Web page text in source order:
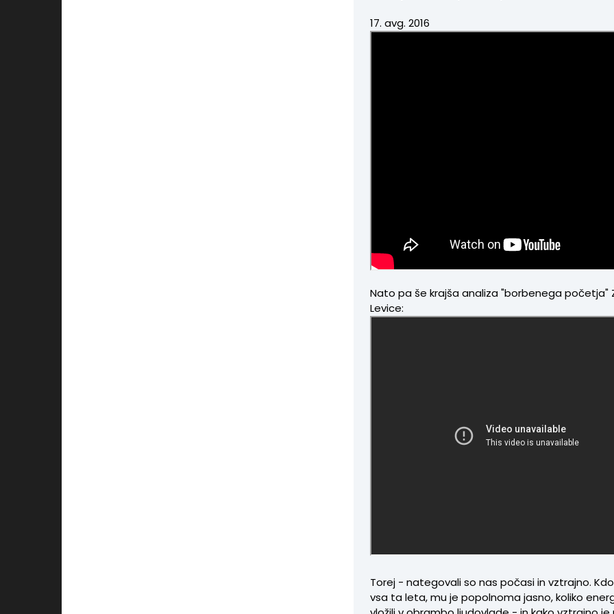
17. avg. 2016
Nato pa še krajša analiza "borbenega početja"
Levice:
Torej - nategovali so nas počasi in vztrajno.
vsa ta leta, mu je popolnoma jasno, koliko